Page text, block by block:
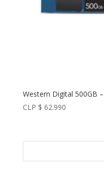
Western Digital 500GB
CLP $ 62.990